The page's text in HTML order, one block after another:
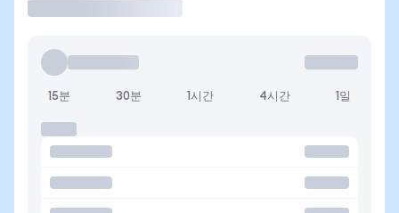
15분 30분 1시간 4시간 1일